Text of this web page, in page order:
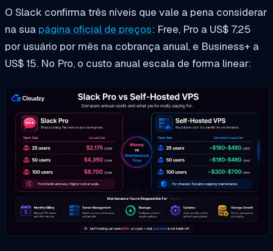
O Slack confirma três níveis que vale a pena considerar
na sua página oficial de preços: Free, Pro a US$ 7,25
por usuário por mês na cobrança anual, e Business+ a
US$ 15. No Pro, o custo anual escala de forma linear: